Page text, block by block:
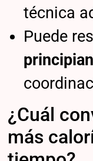
técnica
Puede
¿Cuál
más